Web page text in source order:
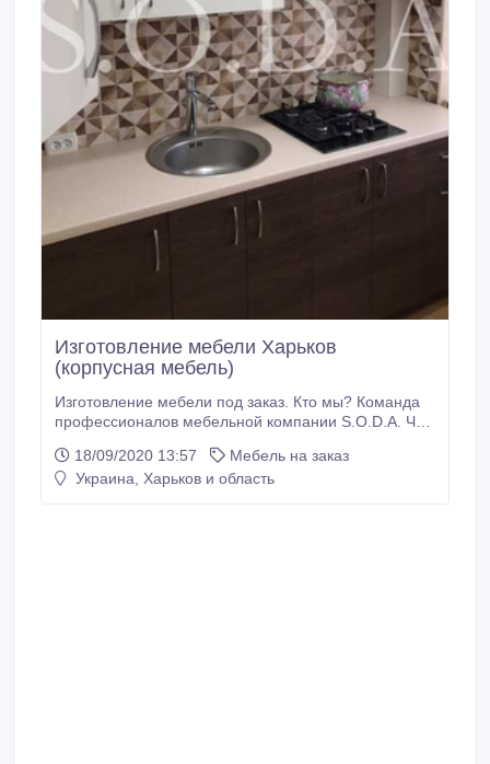
Изготовление мебели Харьков
(корпусная мебель)
Изготовление мебели под заказ. Кто мы? Команда
профессионалов мебельной компании S.O.D.A. Что
ванные комнаты, столы, тумбы, комоды, шкафы
купе, детские, зеркала и многое другое. Для кого?
18/09/2020 13:57
Мебель на заказ
Украина, Харьков и область